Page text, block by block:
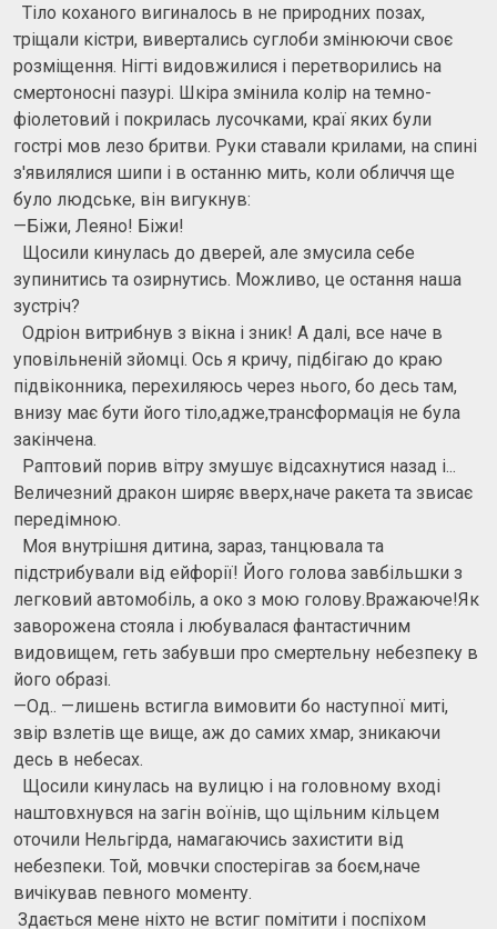
Тіло коханого вигиналось в не природних позах,
тріщали кістри, вивертались суглоби змінюючи своє
розміщення. Нігті видовжилися і перетворились на
смертоносні пазурі. Шкіра змінила колір на темно-
фіолетовий і покрилась лусочками, краї яких були
гострі мов лезо бритви. Руки ставали крилами, на спині
з'явилялися шипи і в останню мить, коли обличчя ще
було людське, він вигукнув:
—Біжи, Леяно! Біжи!
Щосили кинулась до дверей, але змусила себе
зупинитись та озирнутись. Можливо, це остання наша
зустріч?
Одріон витрибнув з вікна і зник! А далі, все наче в
уповільненій зйомці. Ось я кричу, підбігаю до краю
підвіконника, перехиляюсь через нього, бо десь там,
внизу має бути його тіло,адже,трансформація не була
закінчена.
Раптовий порив вітру змушує відсахнутися назад і...
Величезний дракон ширяє вверх,наче ракета та звисає
передімною.
Моя внутрішня дитина, зараз, танцювала та
підстрибували від ейфорії! Його голова завбільшки з
легковий автомобіль, а око з мою голову.Вражаюче!Як
заворожена стояла і любувалася фантастичним
видовищем, геть забувши про смертельну небезпеку в
його образі.
—Од.. —лишень встигла вимовити бо наступної миті,
звір взлетів ще вище, аж до самих хмар, зникаючи
десь в небесах.
Щосили кинулась на вулицю і на головному вході
наштовхнувся на загін воїнів, що щільним кільцем
оточили Нельгірда, намагаючись захистити від
небезпеки. Той, мовчки спостерігав за боєм,наче
вичікував певного моменту.
Здається мене ніхто не встиг помітити і поспіхом